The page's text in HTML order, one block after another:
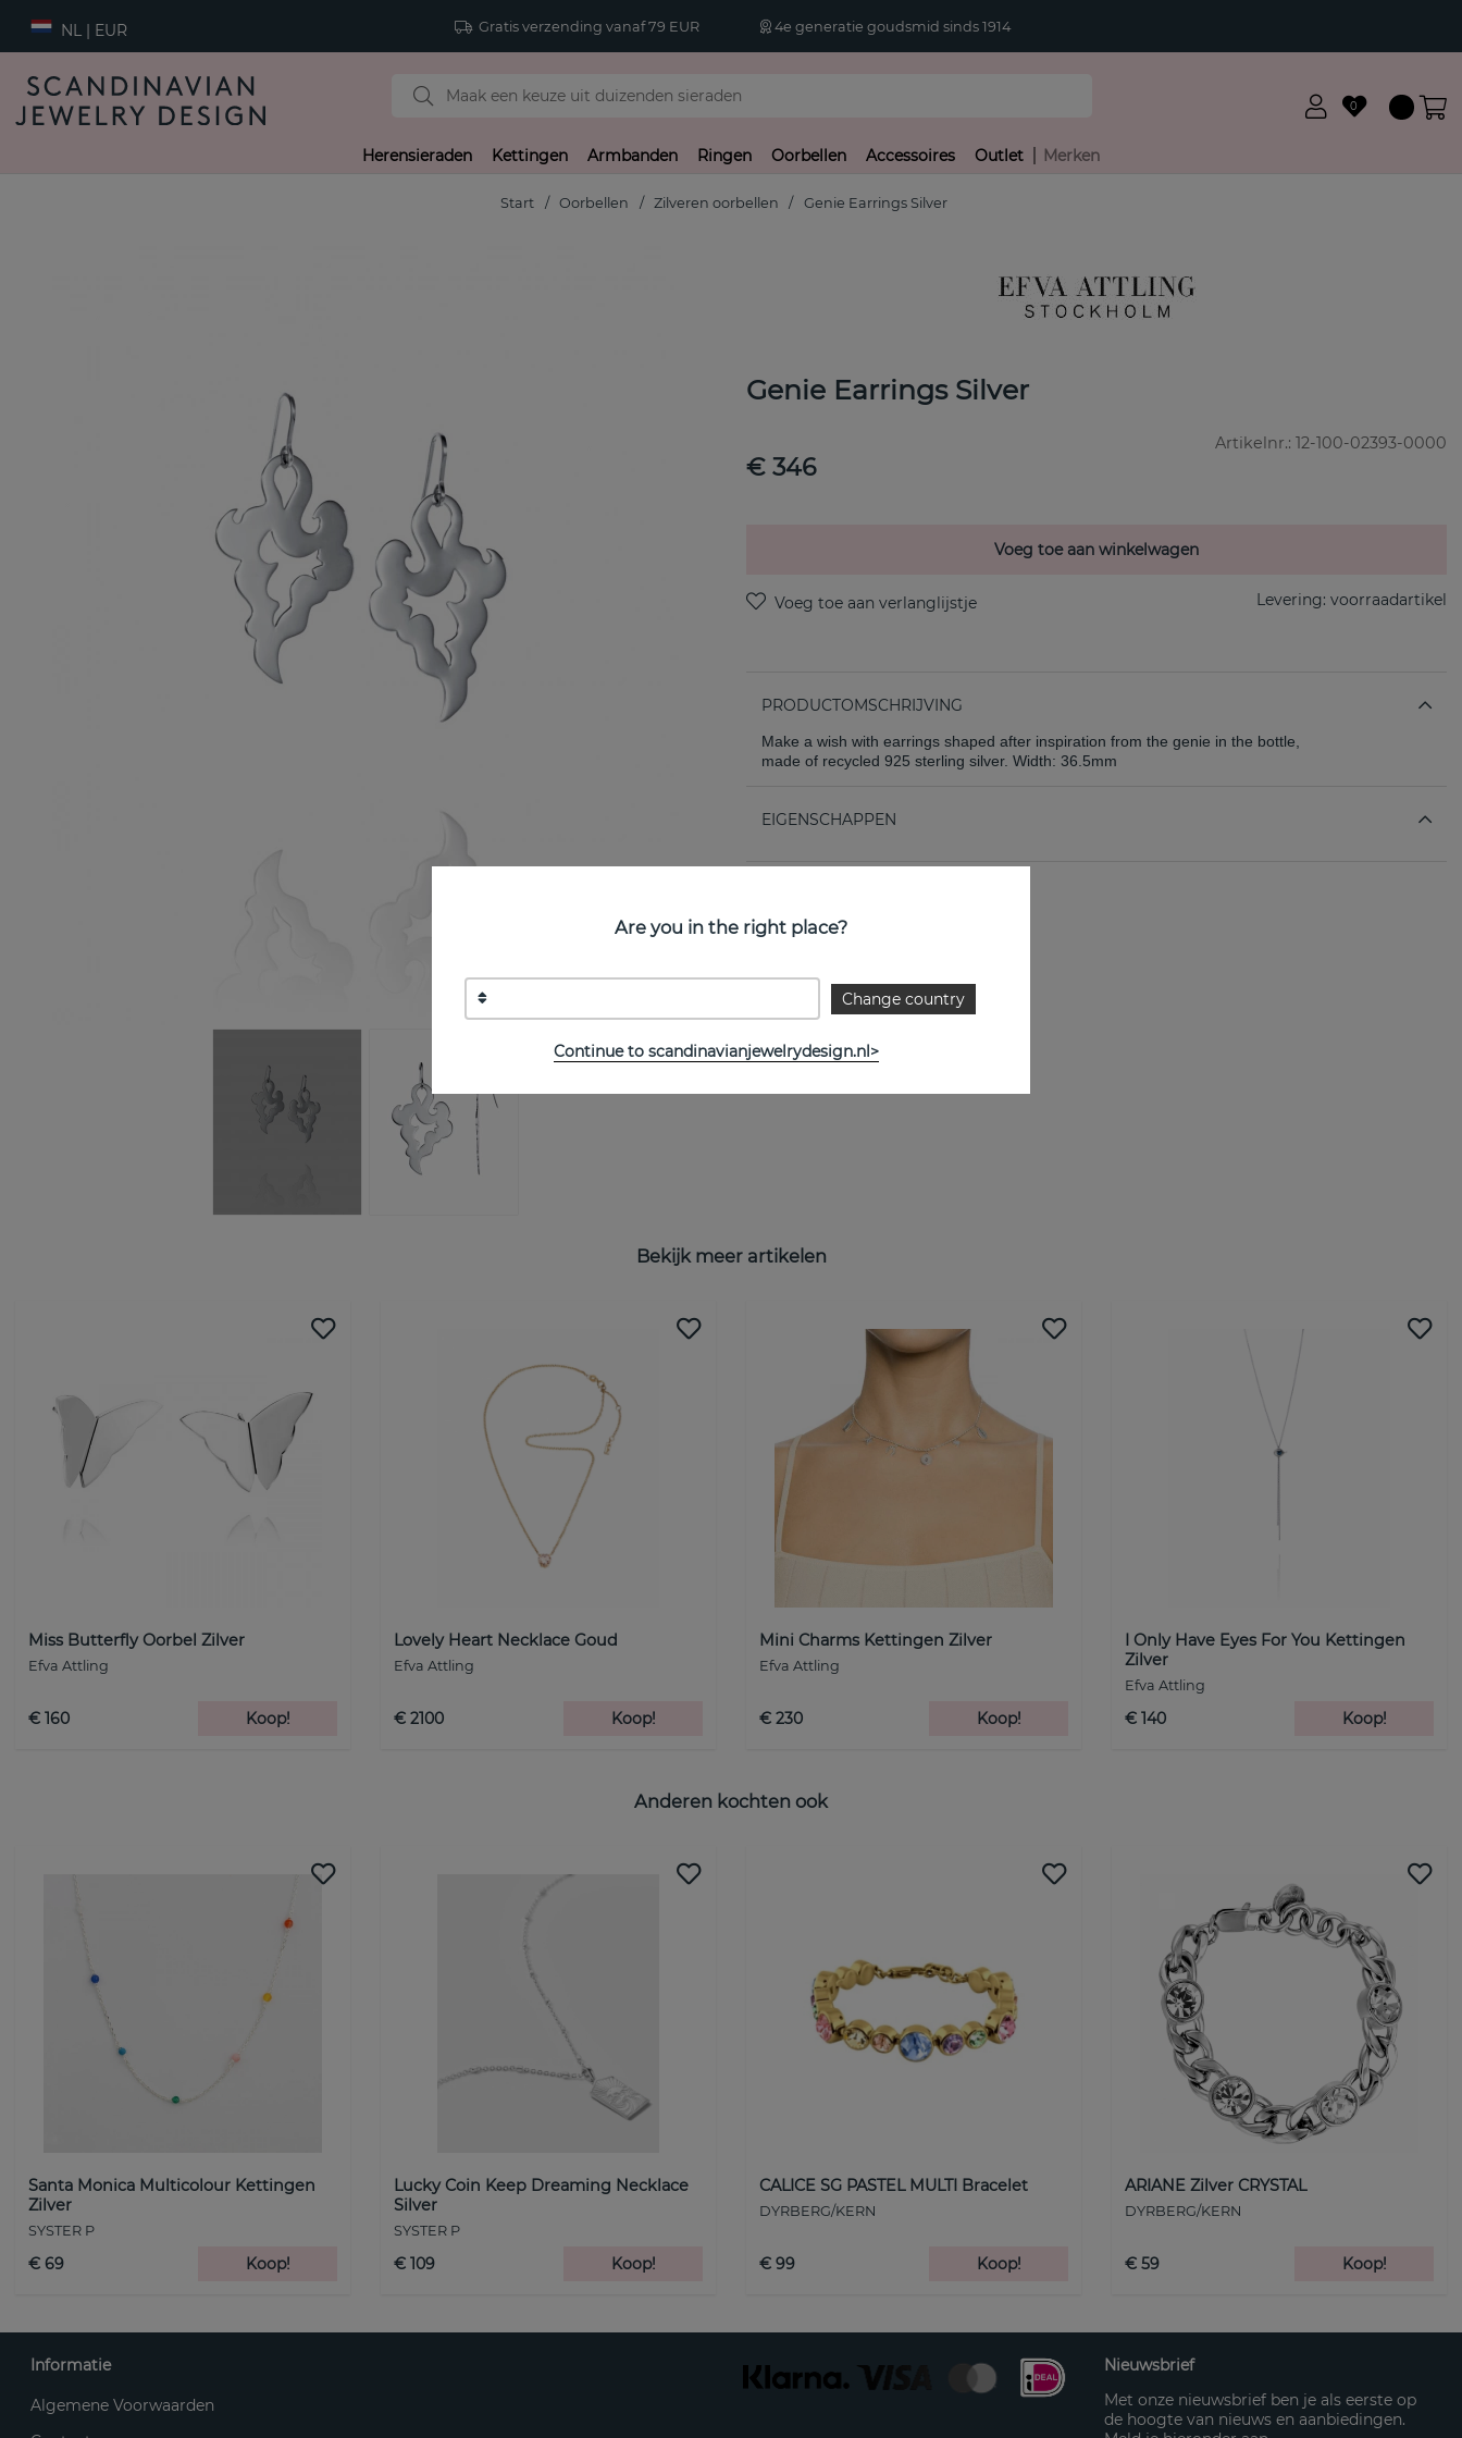
NL | EUR Gratis verzending vanaf 79 EUR 4e generatie goudsmid sinds 1914
0
Herensieraden Kettingen Armbanden Ringen Oorbellen Accessoires Outlet Merken
Start Oorbellen Zilveren oorbellen Genie Earrings Silver
Genie Earrings Silver
Artikelnr.: 12-100-02393-0000
€ 346
Voeg toe aan winkelwagen
Levering: voorraadartikel
PRODUCTOMSCHRIJVING
Make a wish with earrings shaped after inspiration from the genie in the bottle,
made of recycled 925 sterling silver. Width: 36.5mm
EIGENSCHAPPEN
Bekijk meer artikelen
Miss Butterfly Oorbel Zilver
Efva Attling
€ 160 Koop!
Lovely Heart Necklace Goud
Efva Attling
€ 2100 Koop!
Mini Charms Kettingen Zilver
Efva Attling
€ 230 Koop!
I Only Have Eyes For You Kettingen
Zilver
Efva Attling
€ 140 Koop!
Anderen kochten ook
Santa Monica Multicolour Kettingen
Zilver
SYSTER P
€ 69 Koop!
Lucky Coin Keep Dreaming Necklace
Silver
SYSTER P
€ 109 Koop!
CALICE SG PASTEL MULTI Bracelet
DYRBERG/KERN
€ 99 Koop!
ARIANE Zilver CRYSTAL
DYRBERG/KERN
€ 59 Koop!
Are you in the right place?
Change country
Continue to scandinavianjewelrydesign.nl>
Informatie
Algemene Voorwaarden
Nieuwsbrief
Met onze nieuwsbrief ben je als eerste op
de hoogte van nieuws en aanbiedingen.